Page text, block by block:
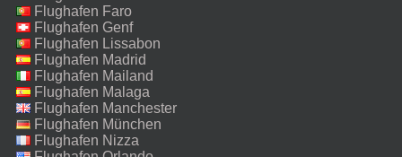
Flughafen Faro
Flughafen Genf
Flughafen Lissabon
Flughafen Madrid
Flughafen Mailand
Malpensa
Flughafen Malaga
Flughafen Manchester
Flughafen München
Flughafen Nizza